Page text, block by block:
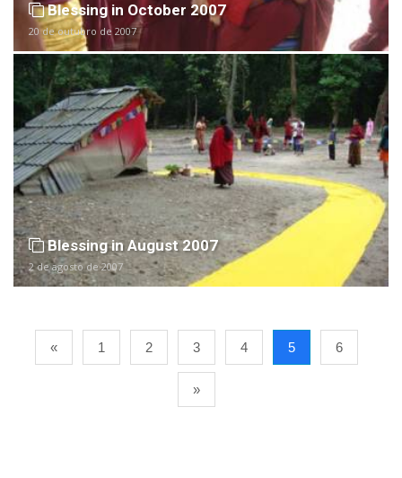
Blessing in October 2007
20 de outubro de 2007
Blessing in August 2007
2 de agosto de 2007
« 1 2 3 4 5 6
»